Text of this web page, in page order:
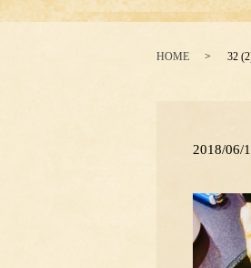
HOME 32
2018/06/